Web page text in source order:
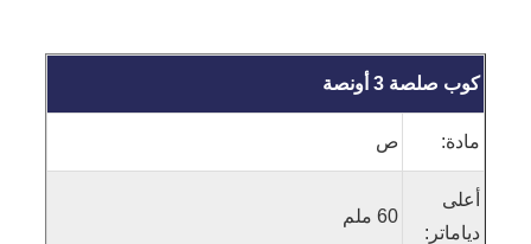
كوب صلصة 3 أونصة
مادة: ص
أعلى
دياماتر:
60 ملم